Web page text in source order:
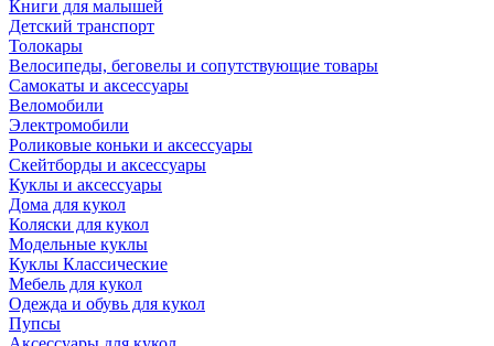
Книги для малышей
Детский транспорт
Толокары
Велосипеды, беговелы и сопутствующие товары
Самокаты и аксессуары
Веломобили
Электромобили
Роликовые коньки и аксессуары
Скейтборды и аксессуары
Куклы и аксессуары
Дома для кукол
Коляски для кукол
Модельные куклы
Куклы Классические
Мебель для кукол
Одежда и обувь для кукол
Пупсы